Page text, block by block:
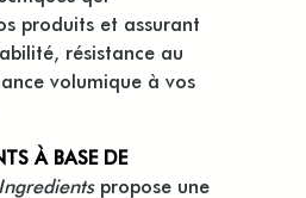
produits et assurant
résistance au
volumique à vos
À BASE DE
propose une